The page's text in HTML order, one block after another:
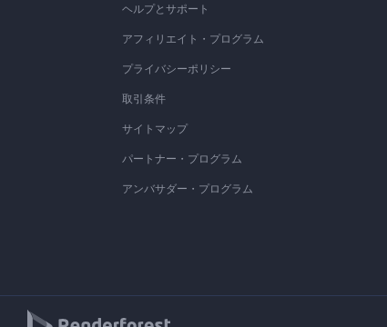
ヘルプとサポート
アフィリエイト・プログラム
プライバシーポリシー
取引条件
サイトマップ
パートナー・プログラム
アンバサダー・プログラム